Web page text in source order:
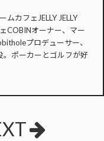
カフェJELLY JELLY
COBINオーナー、マー
プロデューサー、
。ポーカーとゴルフが好